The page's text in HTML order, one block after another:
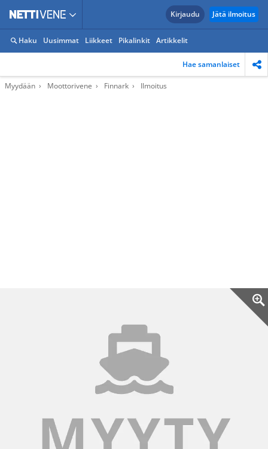
Kirjaudu Jätä ilmoitus
Haku Uusimmat Liikkeet Pikalinkit Artikkelit
Hae samanlaiset
Myydään Moottorivene Finnark Ilmoitus